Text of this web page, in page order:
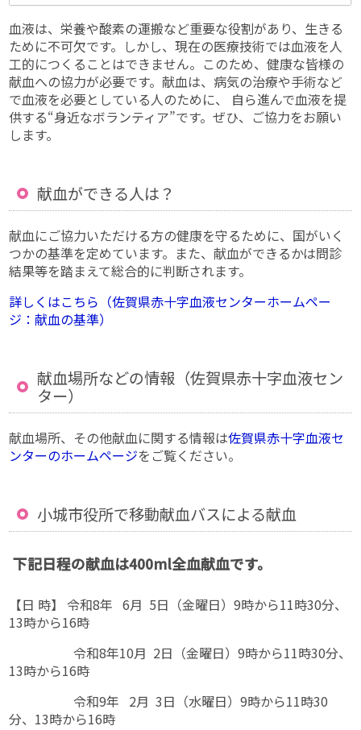
血液は、栄養や酸素の運搬など重要な役割があり、生きる
ために不可欠です。しかし、現在の医療技術では血液を人
工的につくることはできません。このため、健康な皆様の
献血への協力が必要です。献血は、病気の治療や手術など
で血液を必要としている人のために、 自ら進んで血液を提
供する“身近なボランティア”です。ぜひ、ご協力をお願い
します。
献血ができる人は？
献血にご協力いただける方の健康を守るために、国がいく
つかの基準を定めています。また、献血ができるかは問診
結果等を踏まえて総合的に判断されます。
詳しくはこちら（佐賀県赤十字血液センターホームペー
ジ：献血の基準）
献血場所などの情報（佐賀県赤十字血液セン
ター）
献血場所、その他献血に関する情報は佐賀県赤十字血液セ
ンターのホームページをご覧ください。
小城市役所で移動献血バスによる献血
下記日程の献血は400ml全血献血です。
【日 時】 令和8年 6月 5日（金曜日）9時から11時30分、
13時から16時
令和8年10月 2日（金曜日）9時から11時30分、
13時から16時
令和9年 2月 3日（水曜日）9時から11時30
分、13時から16時